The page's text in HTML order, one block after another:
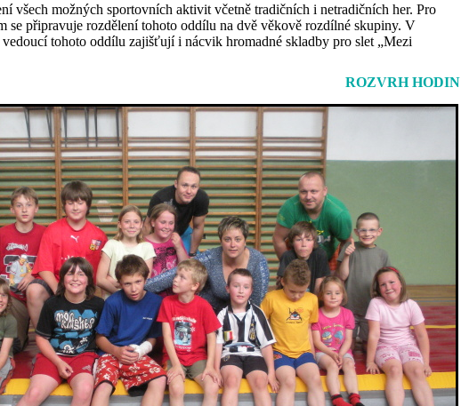
všech možných sportovních aktivit včetně tradičních i netradičních her. Pro
se připravuje rozdělení tohoto oddílu na dvě věkově rozdílné skupiny. V
vedoucí tohoto oddílu zajišťují i nácvik hromadné skladby pro slet „Mezi
ROZVRH HODIN